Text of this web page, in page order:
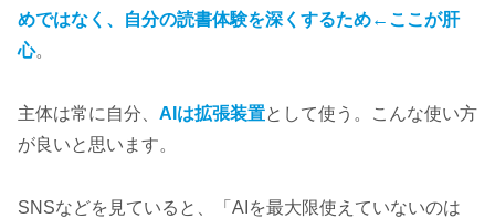
めではなく、自分の読書体験を深くするため←ここが肝
心。
主体は常に自分、 AIは拡張装置として使う。こんな使い方
が良いと思います。
SNSなどを見ていると、「AIを最大限使えていないのは